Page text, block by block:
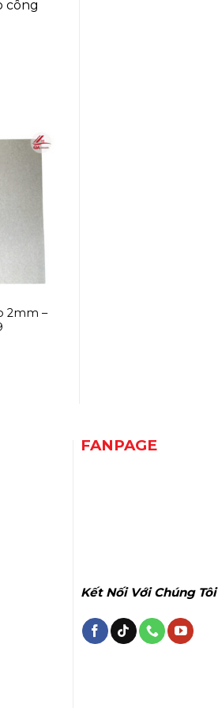
công
2mm –
FANPAGE
Kết Nối Với Chúng Tôi